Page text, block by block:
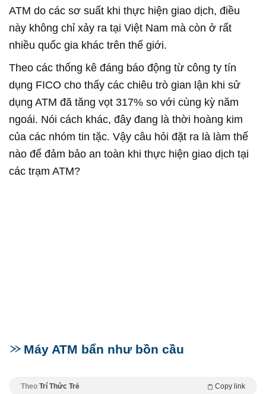
ATM do các sơ suất khi thực hiện giao dịch, điều
này không chỉ xảy ra tại Việt Nam mà còn ở rất
nhiều quốc gia khác trên thế giới.
Theo các thống kê đáng báo động từ công ty tín
dụng FICO cho thấy các chiêu trò gian lận khi sử
dụng ATM đã tăng vọt 317% so với cùng kỳ năm
ngoái. Nói cách khác, đây đang là thời hoàng kim
của các nhóm tin tặc. Vậy câu hỏi đặt ra là làm thế
nào để đảm bảo an toàn khi thực hiện giao dịch tại
các trạm ATM?
Máy ATM bẩn như bồn cầu
Theo Trí Thức Trẻ Copy link